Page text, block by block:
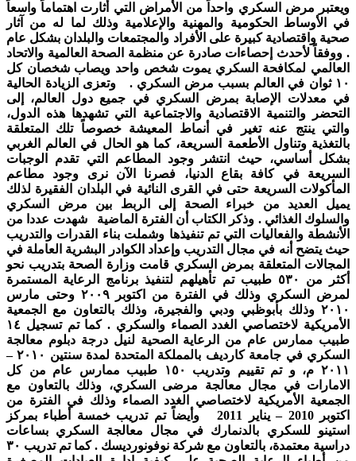
ويعتبر مرض السكري واحداً من الأمراض التي أثارت اهتماماً واسعاً
في الأوساط الحكومية والمهنية والإعلامية وذلك لما له من آثار
صحية واقتصادية كبيرة على الأفراد والمجتمعات والبلدان بشكل عام
. ووفقاً لأحدث إحصاءات صادرة عن منظمة الصحة العالمية والاتحاد
العالمي لمكافحة السكري يموت شخص واحد ويصاب شخصان كل
١٠ ثوان في العالم بسبب مرض السكري . وتعزى الزيادة الحالية
في معدلات الإصابة بمرض السكري في جميع دول العالم، إلى
التحضر والتنمية الاقتصادية والاجتماعية التي تشهدها هذه الدول،
والتي ينتج عنه تغير في أنماط المعيشة خصوصاً تلك المتعلقة
بالتغذية وتناول الأطعمة السريعة، كما هو الحال في العالم الغربي
بشكل أساسي، حيث انتشر وجود المطاعم التي تقدم الوجبات
السريعة في كافة بقاع الدنيا، فصرنا الآن نرى وجود مطاعم
المأكولات السريعة حتى في القرى النائية في البلدان الفقيرة لذلك
يميل العديد من خبراء الصحة إلى الربط بين مرض السكري
والسلوك الغذائي . وذكر الكتاب أن الفترة الماضية شهدت عددا من
الأنشطة والفعاليات التي تم تنفيذها وشملت بناء القدرات والتدريب
حيث يتضح أنه في مجال التدريب وإعداد الكوادر البشرية العاملة في
المجالات المتعلقة بمرض السكري قامت وزارة الصحة بتدريب نحو
أكثر من ٥٣٠ طبيب تم تأهيلهم لتنفيذ برنامج الرعاية المستمرة
لمرض السكري وذلك في الفترة من اكتوبر ٢٠٠٩ وحتى مارس
٢٠١٠ وذلك بأبوظبي ودبي والفجيرة، وذلك بالتعاون مع الجمعية
الأمريكية لاختصاصي الغدد الصماء والسكري . كما تم تسجيل ١٤
طبيب ممارس عام من الرعاية الصحية لنيل درجة دبلوم معالجة
السكري في جامعة كارديف بالمملكة المتحدة لمدة سنتين ٢٠١٠ –
٢٠١١ م، و تم تقييم وتدريب ١٥٠ طبيب ممارس عام من كل
الامارات في مجال معالجة مرضى السكري، وذلك بالتعاون مع
الجمعية الأمريكية لاختصاصي الغدد الصماء وذلك في الفترة من
اكتوبر 2010 – يناير 2011 وأيضاً تم تدريب خمسة أطباء بمركز
استينو للسكري بالدنمارك في مجال معالجة السكري بساعات
دراسية معتمدة، بالتعاون مع شركة نوفونورديسك . كما تم تدريب ٣٠